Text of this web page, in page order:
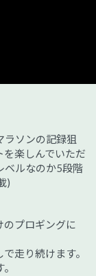
ラソンの記録狙
を楽しんでいただ
ベルなのか5段階
)
のプロギングに
走り続けます。